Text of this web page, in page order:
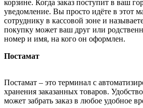
корзине. Когда заказ поступит в ваш
уведомление. Вы просто идёте в этот
сотруднику в кассовой зоне и
покупку может ваш друг или
номер и имя, на кого он оформлен.
Постамат
Постамат – это терминал с
хранения заказанных товаров.
может забрать заказ в любое удобное